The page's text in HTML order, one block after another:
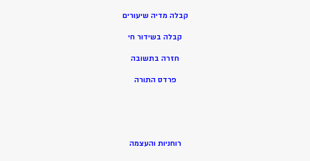
קבלה מדיה שיעורים
קבלה בשידור חי
חזרה בתשובה
פרדס התורה
רוחניות והעצמה